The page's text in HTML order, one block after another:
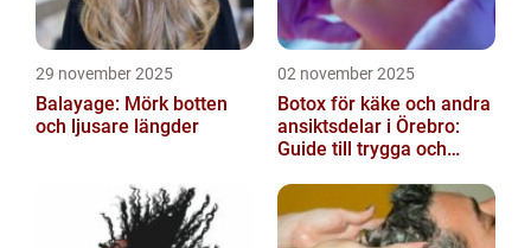
29 november 2025
Balayage: Mörk botten
och ljusare längder
02 november 2025
Botox för käke och andra
ansiktsdelar i Örebro:
Guide till trygga och